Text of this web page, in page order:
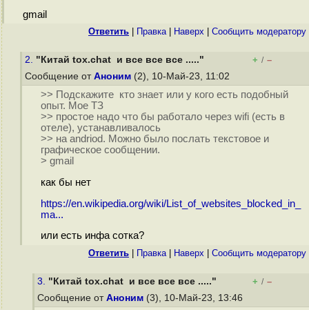
gmail
Ответить Правка| Наверх Cообщить модератору
2. "Китай tox.chat и все все все ....." + / –
Сообщение от Аноним (2), 10-Май-23, 11:02
>> Подскажите кто знает или у кого есть подобный
опыт. Мое ТЗ
>> простое надо что бы работало через wifi (есть в
отеле), устанавливалось
>> на andriod. Можно было послать текстовое и
графическое сообщении.
> gmail
как бы нет
https://en.wikipedia.org/wiki/List_of_websites_blocked_in_
ma...
или есть инфа сотка?
Ответить Правка| Наверх Cообщить модератору
3. "Китай tox.chat и все все все ....." + / –
Сообщение от Аноним (3), 10-Май-23, 13:46